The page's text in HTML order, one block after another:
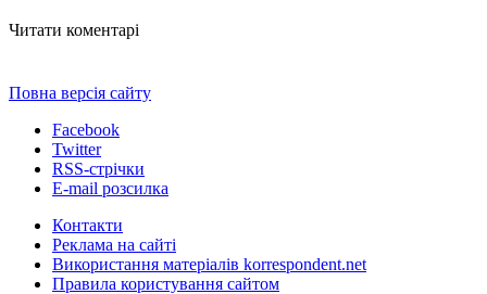
Читати коментарі
Повна версія сайту
Facebook
Twitter
RSS-стрічки
E-mail розсилка
Контакти
Реклама на сайті
Використання матеріалів korrespondent.net
Правила користування сайтом